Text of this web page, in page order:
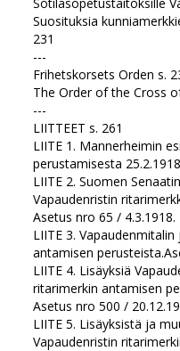
Suosituksia
231
---
Frihetskorsets Orden s.
The Order of the Cross
---
LIITTEET s. 261
LIITE 1. Mannerheimin
perustamisesta
LIITE 2. Suomen
Vapaudenristin
Asetus nro 65 / 4.3.1918.
LIITE 3.
antamisen
LIITE 4. Lisäyksiä
ritarimerkin antamisen
Asetus nro 500 /
LIITE 5. Lisäyksistä ja
Vapaudenristin